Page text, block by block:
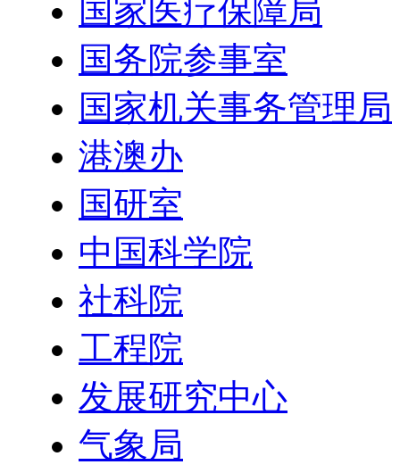
国家医疗保障局
国务院参事室
国家机关事务管理局
港澳办
国研室
中国科学院
社科院
工程院
发展研究中心
气象局